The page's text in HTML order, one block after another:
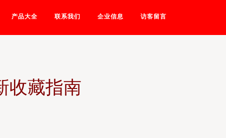
产品大全 联系我们 企业信息 访客留言
收藏指南